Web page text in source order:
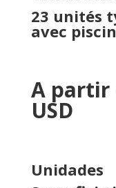
23 unités
avec
A partir
USD
Unidades